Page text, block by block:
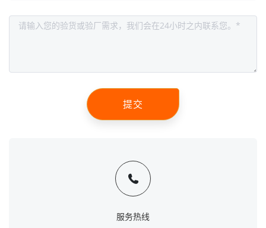
提交
服务热线